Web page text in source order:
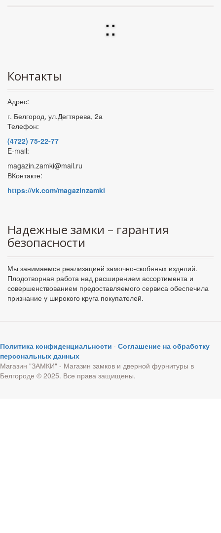
::
Контакты
Адрес:
г. Белгород, ул.Дегтярева, 2а
Телефон:
(4722) 75-22-77
E-mail:
magazin.zamki@mail.ru
ВКонтакте:
https://vk.com/magazinzamki
Надежные замки – гарантия
безопасности
Мы занимаемся реализацией замочно-скобяных изделий.
Плодотворная работа над расширением ассортимента и
совершенствованием предоставляемого сервиса обеспечила
признание у широкого круга покупателей.
Политика конфиденциальности · Соглашение на обработку
персональных данных
Магазин "ЗАМКИ" - Магазин замков и дверной фурнитуры в
Белгороде © 2025. Все права защищены.